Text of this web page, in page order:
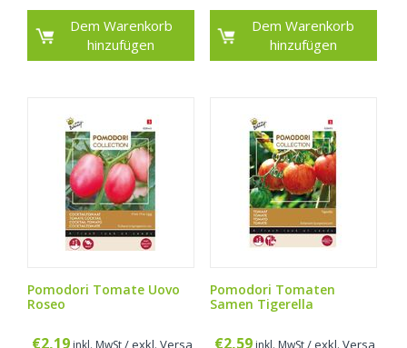
Dem Warenkorb
hinzufügen
Dem Warenkorb
hinzufügen
Pomodori Tomate Uovo
Roseo
€2,19
Pomodori Tomaten
Samen Tigerella
€2,59